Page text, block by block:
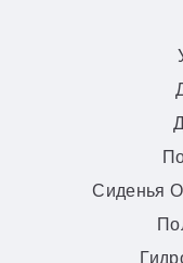
Сиденья